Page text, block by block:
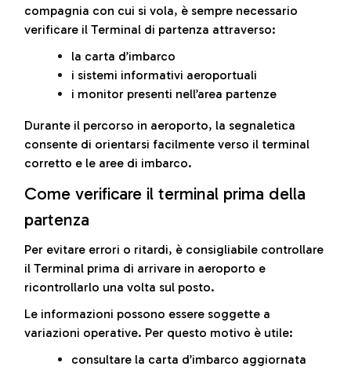
compagnia con cui si vola, è sempre necessario
verificare il Terminal di partenza attraverso:
la carta d’imbarco
i sistemi informativi aeroportuali
i monitor presenti nell’area partenze
Durante il percorso in aeroporto, la segnaletica
consente di orientarsi facilmente verso il terminal
corretto e le aree di imbarco.
Come verificare il terminal prima della
partenza
Per evitare errori o ritardi, è consigliabile controllare
il Terminal prima di arrivare in aeroporto e
ricontrollarlo una volta sul posto.
Le informazioni possono essere soggette a
variazioni operative. Per questo motivo è utile:
consultare la carta d’imbarco aggiornata